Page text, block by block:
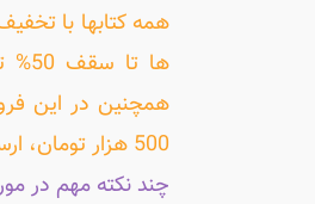
همه کتابها با
ها
همچنین در این
500 هزار تومان، ارسال رایگان هست...
چند نکته مهم در